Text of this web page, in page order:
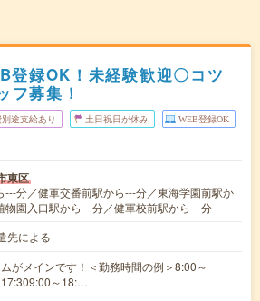
登録OK！未経験歓迎〇コツ
フ募集！
途支給あり 土日祝日が休み WEB登録OK
東区
---分／健軍交番前駅から---分／東海学園前駅か
物園入口駅から---分／健軍校前駅から---分
による
がメインです！＜勤務時間の例＞8:00～
～18:…